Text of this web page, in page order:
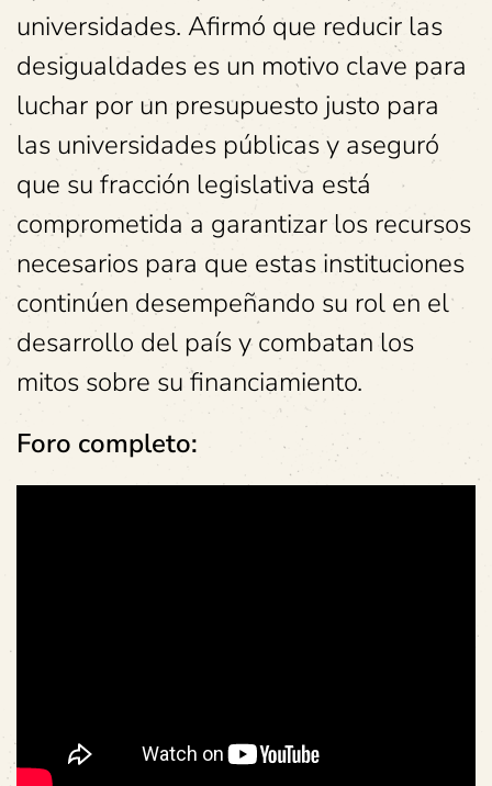
universidades. Afirmó que reducir las
desigualdades es un motivo clave para
luchar por un presupuesto justo para
las universidades públicas y aseguró
que su fracción legislativa está
comprometida a garantizar los recursos
necesarios para que estas instituciones
continúen desempeñando su rol en el
desarrollo del país y combatan los
mitos sobre su financiamiento.
Foro completo: